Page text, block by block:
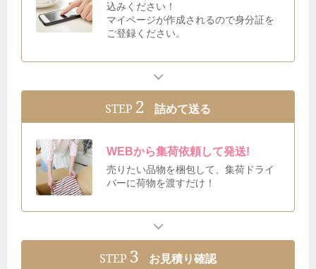
込みください！
マイページが作成されるので身分証を
ご登録ください。
STEP 2 詰めて送る
WEBから集荷依頼して発送!
売りたい品物を梱包して、集荷ドライ
バーに荷物を渡すだけ！
STEP 3 お見積り確認